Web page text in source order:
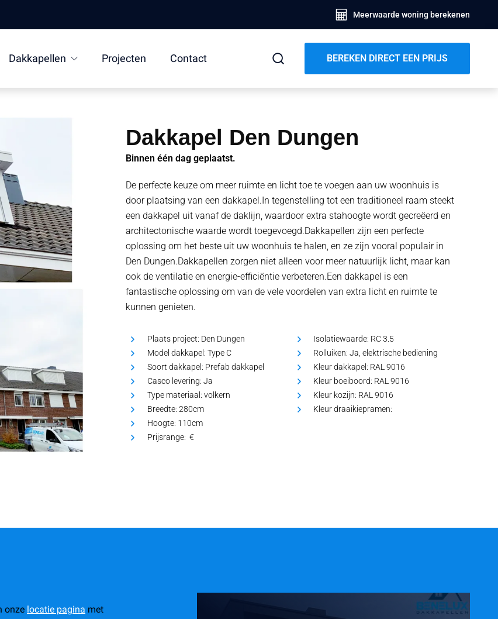
Meerwaarde woning berekenen
Dakkapellen Projecten Contact BEREKEN DIRECT EEN PRIJS
Dakkapel Den Dungen
Binnen één dag geplaatst.
De perfecte keuze om meer ruimte en licht toe te voegen aan uw woonhuis is
door plaatsing van een dakkapel.In tegenstelling tot een traditioneel raam steekt
een dakkapel uit vanaf de daklijn, waardoor extra stahoogte wordt gecreëerd en
architectonische waarde wordt toegevoegd.Dakkapellen zijn een perfecte
oplossing om het beste uit uw woonhuis te halen, en ze zijn vooral populair in
Den Dungen.Dakkapellen zorgen niet alleen voor meer natuurlijk licht, maar kan
ook de ventilatie en energie-efficiëntie verbeteren.Een dakkapel is een
fantastische oplossing om van de vele voordelen van extra licht en ruimte te
kunnen genieten.
Plaats project: Den Dungen
Model dakkapel: Type C
Soort dakkapel: Prefab dakkapel
Casco levering: Ja
Type materiaal: volkern
Breedte: 280cm
Hoogte: 110cm
Prijsrange: €
Isolatiewaarde: RC 3.5
Rolluiken:Ja, elektrische bediening
Kleur dakkapel: RAL 9016
Kleur boeiboord: RAL 9016
Kleur kozijn: RAL 9016
Kleur draaikiepramen:
onze locatie pagina met